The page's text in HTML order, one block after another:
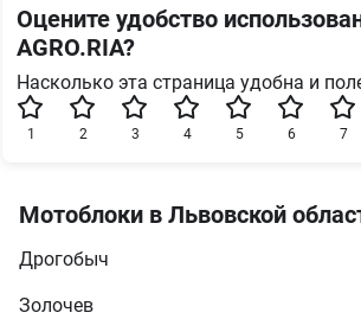
Оцените удобство
AGRO.RIA?
Насколько эта страница удобна и
7
6
5
4
3
2
1
Мотоблоки в Львовской
Дрогобыч
Золочев